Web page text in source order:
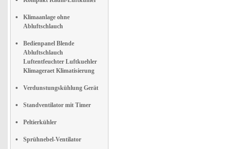
Klimaanlage ohne
Abluftschlauch
Bedienpanel Blende
Abluftschlauch
Luftentfeuchter Luftkuehler
Klimageraet Klimatisierung
Verdunstungskühlung Gerät
Standventilator mit Timer
Peltierkühler
Sprühnebel-Ventilator